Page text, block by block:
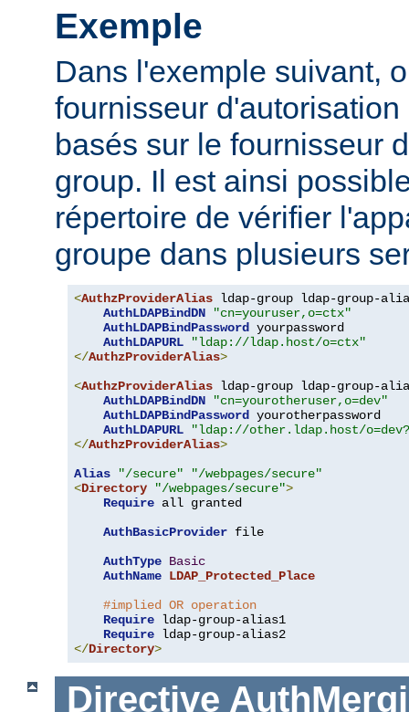
Exemple
Dans l'exemple suivant,
fournisseur
basés sur le fournisseur
group. Il est ainsi
répertoire de vérifier
groupe dans plusieurs
<AuthzProviderAlias ldap-group ldap-group-
AuthLDAPBindDN
"cn=youruser,o=ctx"
AuthLDAPBindPassword yourpassword
AuthLDAPURL
"ldap://ldap.host/o=ctx"
</AuthzProviderAlias>
<AuthzProviderAlias ldap-group ldap-group-
AuthLDAPBindDN
"cn=yourotheruser,o=dev"
AuthLDAPBindPassword yourotherpassword
AuthLDAPURL
"ldap://other.ldap.host/
</AuthzProviderAlias>
Alias
"/secure"
"/webpages/secure"
<Directory "/webpages/secure">
Require all granted
AuthBasicProvider file
AuthType Basic
AuthName LDAP_Protected_Place
#implied OR operation
Require ldap-group-alias1
Require
</Directory>
Directive